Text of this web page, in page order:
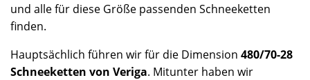
und alle für diese Größe passenden Schneeketten
finden.
Hauptsächlich führen wir für die Dimension 480/70-28
Schneeketten von Veriga. Mitunter haben wir